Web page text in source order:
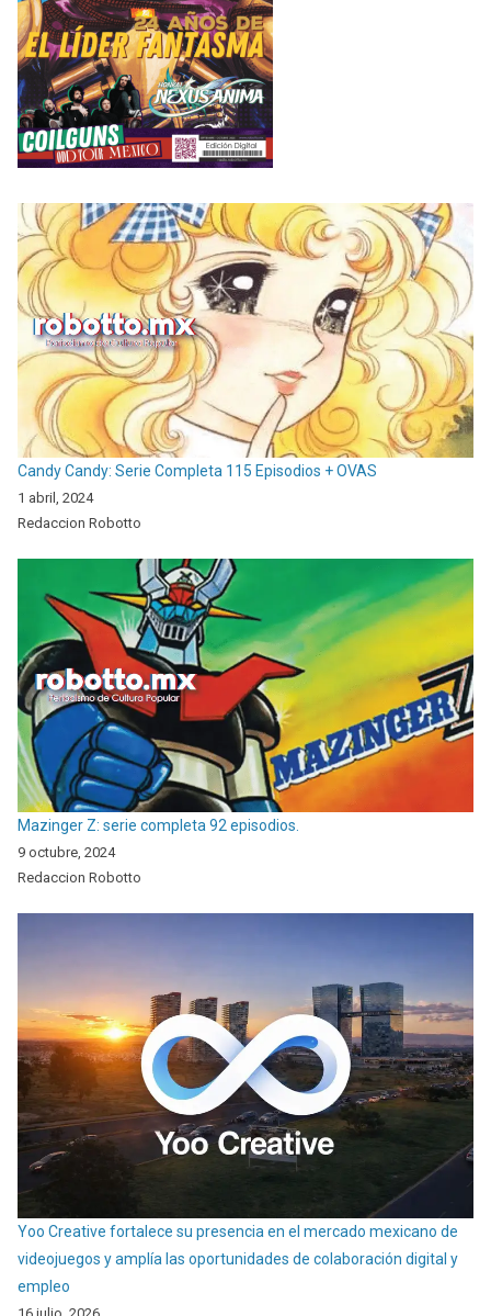
Candy Candy: Serie Completa 115 Episodios + OVAS
1 abril, 2024
Redaccion Robotto
Mazinger Z: serie completa 92 episodios.
9 octubre, 2024
Redaccion Robotto
Yoo Creative fortalece su presencia en el mercado mexicano de
videojuegos y amplía las oportunidades de colaboración digital y
empleo